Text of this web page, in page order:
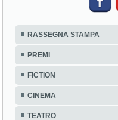
RASSEGNA STAMPA
PREMI
FICTION
CINEMA
TEATRO